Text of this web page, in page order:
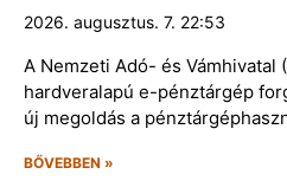
2026. augusztus. 7. 22:53
A Nemzeti Adó- és Vámhivatal
hardveralapú e-pénztárgép
új megoldás a
BŐVEBBEN »